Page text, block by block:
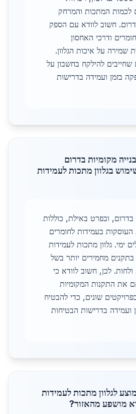
המתכות והמרחק
חשוב לוודא עם הספק
ודרכי האחסון
על איכות הגלוון.
להילקח בחשבון על
בזמן ועמידה בדרישות
מקומיות בדרום
בגלוון מתכות לעמידות
בדרום, ובפרט באילת, כוללות
העוסקות בעמידות לחומרים
ימי. גלוון מתכות לעמידות
בתקנים מחמירים יותר בשל
לכן, חשוב לוודא כי
את התקנות המקומיות
שונים, כדי להבטיח
ועמידה בדרישות הבטיחות
לגלוון מתכות לעמידות
מושפע מהאזור?